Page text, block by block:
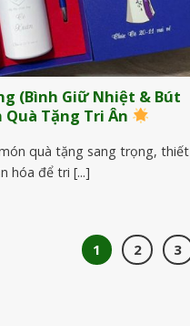
(Bình Giữ Nhiệt & Bút
Quà Tặng Tri Ân
quà tặng sang trọng, thiết
hóa để tri [...]
1 2 3